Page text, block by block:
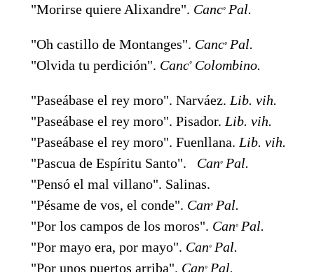
"Morirse quiere Alixandre". CancºPal.
"Oh castillo de Montanges". CancºPal.
"Olvida tu perdición". CancºColombino.
"Paseábase el rey moro". Narváez. Lib. vih.
"Paseábase el rey moro". Pisador. Lib. vih.
"Paseábase el rey moro". Fuenllana. Lib. vih.
"Pascua de Espíritu Santo".
CanºPal.
"Pensó el mal villano". Salinas.
"Pésame de vos, el conde". CanºPal.
"Por los campos de los moros". CanºPal.
"Por mayo era, por mayo". CanºPal.
"Por unos puertos arriba". CanºPal.